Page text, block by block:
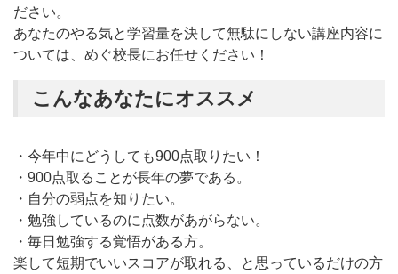
ださい。
あなたのやる気と学習量を決して無駄にしない講座内容に
ついては、めぐ校長にお任せください！
こんなあなたにオススメ
・今年中にどうしても900点取りたい！
・900点取ることが長年の夢である。
・自分の弱点を知りたい。
・勉強しているのに点数があがらない。
・毎日勉強する覚悟がある方。
楽して短期でいいスコアが取れる、と思っているだけの方